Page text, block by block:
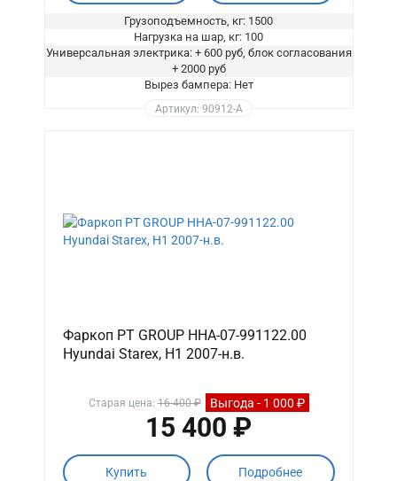
Грузоподъемность, кг: 1500
Нагрузка на шар, кг: 100
Универсальная электрика: + 600 руб, блок согласования
+ 2000 руб
Вырез бампера: Нет
Артикул: 90912-A
Фаркоп PT GROUP HHA-07-991122.00
Hyundai Starex, H1 2007-н.в.
Старая цена:16 400 ₽ Выгода - 1 000 ₽
15 400 ₽
Купить Подробнее